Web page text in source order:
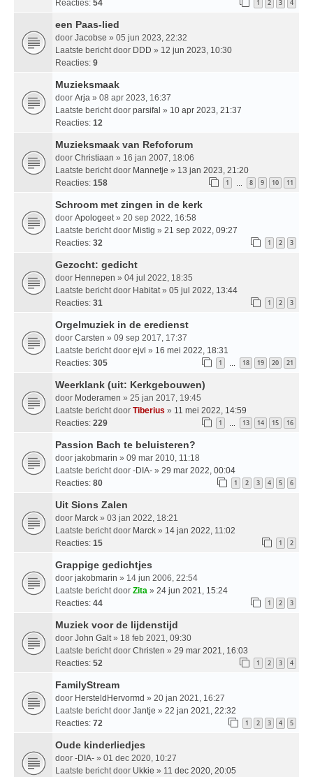
Reacties: 54 1 2 3 4
een Paas-lied
door Jacobse » 05 jun 2023, 22:32
Laatste bericht door DDD » 12 jun 2023, 10:30
Reacties: 9
Muzieksmaak
door Arja » 08 apr 2023, 16:37
Laatste bericht door parsifal » 10 apr 2023, 21:37
Reacties: 12
Muzieksmaak van Refoforum
door Christiaan » 16 jan 2007, 18:06
Laatste bericht door Mannetje » 13 jan 2023, 21:20
Reacties: 158 1 … 8 9 10 11
Schroom met zingen in de kerk
door Apologeet » 20 sep 2022, 16:58
Laatste bericht door Mistig » 21 sep 2022, 09:27
Reacties: 32 1 2 3
Gezocht: gedicht
door Hennepen » 04 jul 2022, 18:35
Laatste bericht door Habitat » 05 jul 2022, 13:44
Reacties: 31 1 2 3
Orgelmuziek in de eredienst
door Carsten » 09 sep 2017, 17:37
Laatste bericht door ejvl » 16 mei 2022, 18:31
Reacties: 305 1 … 18 19 20 21
Weerklank (uit: Kerkgebouwen)
door Moderamen » 25 jan 2017, 19:45
Laatste bericht door Tiberius » 11 mei 2022, 14:59
Reacties: 229 1 … 13 14 15 16
Passion Bach te beluisteren?
door jakobmarin » 09 mar 2010, 11:18
Laatste bericht door -DIA- » 29 mar 2022, 00:04
Reacties: 80 1 2 3 4 5 6
Uit Sions Zalen
door Marck » 03 jan 2022, 18:21
Laatste bericht door Marck » 14 jan 2022, 11:02
Reacties: 15 1 2
Grappige gedichtjes
door jakobmarin » 14 jun 2006, 22:54
Laatste bericht door Zita » 24 jun 2021, 15:24
Reacties: 44 1 2 3
Muziek voor de lijdenstijd
door John Galt » 18 feb 2021, 09:30
Laatste bericht door Christen » 29 mar 2021, 16:03
Reacties: 52 1 2 3 4
FamilyStream
door HersteldHervormd » 20 jan 2021, 16:27
Laatste bericht door Jantje » 22 jan 2021, 22:32
Reacties: 72 1 2 3 4 5
Oude kinderliedjes
door -DIA- » 01 dec 2020, 10:27
Laatste bericht door Ukkie » 11 dec 2020, 20:05